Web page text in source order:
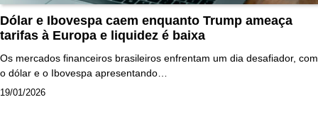
Dólar e Ibovespa caem enquanto Trump ameaça
tarifas à Europa e liquidez é baixa
Os mercados financeiros brasileiros enfrentam um dia desafiador, com
o dólar e o Ibovespa apresentando…
19/01/2026